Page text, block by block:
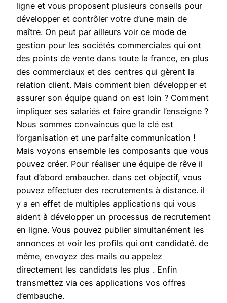
ligne et vous proposent plusieurs conseils pour
développer et contrôler votre d’une main de
maître. On peut par ailleurs voir ce mode de
gestion pour les sociétés commerciales qui ont
des points de vente dans toute la france, en plus
des commerciaux et des centres qui gèrent la
relation client. Mais comment bien développer et
assurer son équipe quand on est loin ? Comment
impliquer ses salariés et faire grandir l’enseigne ?
Nous sommes convaincus que la clé est
l’organisation et une parfaite communication !
Mais voyons ensemble les composants que vous
pouvez créer. Pour réaliser une équipe de rêve il
faut d’abord embaucher. dans cet objectif, vous
pouvez effectuer des recrutements à distance. il
y a en effet de multiples applications qui vous
aident à développer un processus de recrutement
en ligne. Vous pouvez publier simultanément les
annonces et voir les profils qui ont candidaté. de
même, envoyez des mails ou appelez
directement les candidats les plus . Enfin
transmettez via ces applications vos offres
d’embauche.